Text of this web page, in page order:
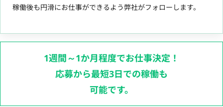
稼働後も円滑にお仕事ができるよう弊社がフォローします。
1週間～1か月程度でお仕事決定！
応募から最短3日での稼働も
可能です。